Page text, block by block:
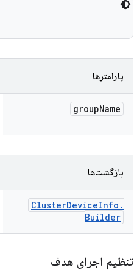
پارامترها
groupName
بازگشت‌ها
ClusterDeviceInfo .
Builder
تنظیم اجرای هدف